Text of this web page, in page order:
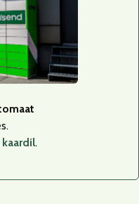
kaardil.